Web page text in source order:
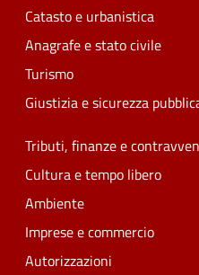
Catasto e urbanistica
Anagrafe e stato civile
Turismo
Giustizia e sicurezza
Tributi, finanze e
Cultura e tempo libero
Ambiente
Imprese e commercio
Autorizzazioni